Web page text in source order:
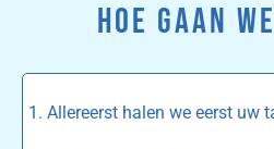
HOE GAAN
1. Allereerst halen we eerst uw